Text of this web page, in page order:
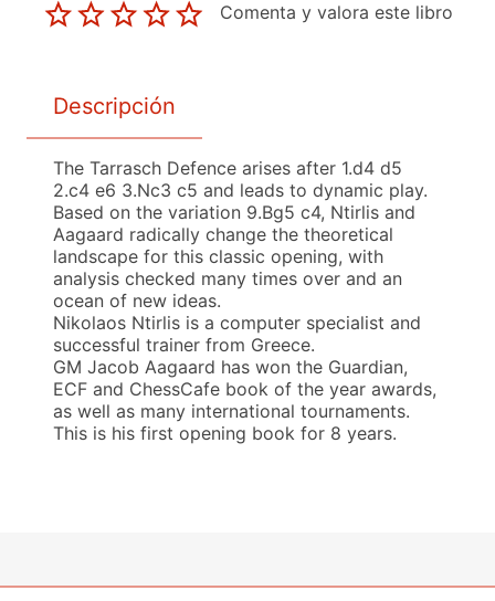
Comenta y valora este libro
Descripción
The Tarrasch Defence arises after 1.d4 d5
2.c4 e6 3.Nc3 c5 and leads to dynamic play.
Based on the variation 9.Bg5 c4, Ntirlis and
Aagaard radically change the theoretical
landscape for this classic opening, with
analysis checked many times over and an
ocean of new ideas.
Nikolaos Ntirlis is a computer specialist and
successful trainer from Greece.
GM Jacob Aagaard has won the Guardian,
ECF and ChessCafe book of the year awards,
as well as many international tournaments.
This is his first opening book for 8 years.